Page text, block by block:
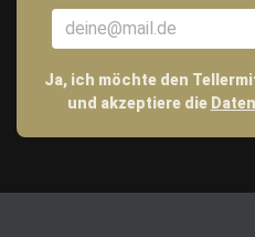
Ja, ich möchte den
und akzeptiere die